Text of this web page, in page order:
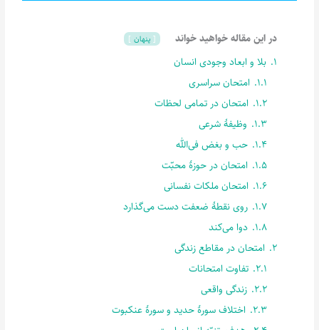
در این مقاله خواهید خواند پنهان
1. بلا و ابعاد وجودی انسان
1.1. امتحان سراسری
1.2. امتحان در تمامی لحظات
1.3. وظیفۀ شرعی
1.4. حب و بغض فی‌الله
1.5. امتحان در حوزۀ محبّت
1.6. امتحان ملکات نفسانی
1.7. روی نقطۀ ضعفت دست می‌گذارد
1.8. دوا می‌کند
2. امتحان در مقاطع زندگی
2.1. تفاوت امتحانات
2.2. زندگی واقعی
2.3. اختلاف سورۀ حدید و سورۀ عنکبوت